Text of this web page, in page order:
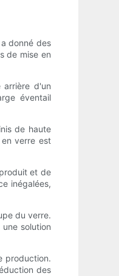
donné des
de mise en
arrière d'un
éventail
de haute
en verre est
et de
inégalées,
du verre.
solution
production.
des